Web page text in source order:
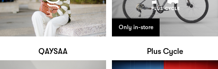
QAYSAA
Only in-store
Plus Cycle